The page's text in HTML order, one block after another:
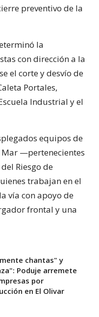
preventivo de la
la
con dirección a la
el corte y desvío de
Portales,
Industrial y el
equipos de
—pertenecientes
Riesgo de
trabajan en el
vía con apoyo de
frontal y una
chantas" y
Poduje arremete
por
en El Olivar